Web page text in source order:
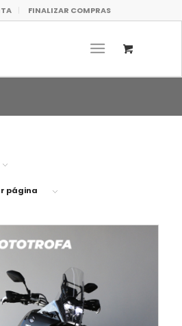
FINALIZAR COMPRAS
página